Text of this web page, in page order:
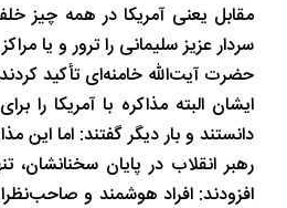
مقابل یعنی آمریکا در همه
سردار عزیز سلیمانی را ترور و یا
حضرت آیت‌الله خامنه‌ای تأکید
ایشان البته مذاکره با آمریکا
دانستند و بار دیگر گفتند: اما
رهبر انقلاب در پایان
افزودند: افراد هوشمند و